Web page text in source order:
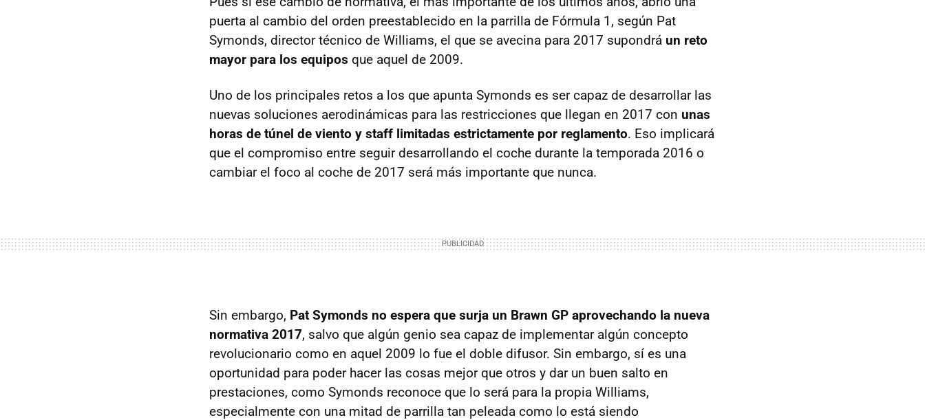
puerta al cambio del orden preestablecido en la parrilla de Fórmula 1, según Pat
Symonds, director técnico de Williams, el que se avecina para 2017 supondrá un reto
mayor para los equipos que aquel de 2009.
Uno de los principales retos a los que apunta Symonds es ser capaz de desarrollar las
nuevas soluciones aerodinámicas para las restricciones que llegan en 2017 con unas
horas de túnel de viento y staff limitadas estrictamente por reglamento. Eso implicará
que el compromiso entre seguir desarrollando el coche durante la temporada 2016 o
cambiar el foco al coche de 2017 será más importante que nunca.
Sin embargo, Pat Symonds no espera que surja un Brawn GP aprovechando la nueva
normativa 2017, salvo que algún genio sea capaz de implementar algún concepto
revolucionario como en aquel 2009 lo fue el doble difusor. Sin embargo, sí es una
oportunidad para poder hacer las cosas mejor que otros y dar un buen salto en
prestaciones, como Symonds reconoce que lo será para la propia Williams,
especialmente con una mitad de parrilla tan peleada como lo está siendo